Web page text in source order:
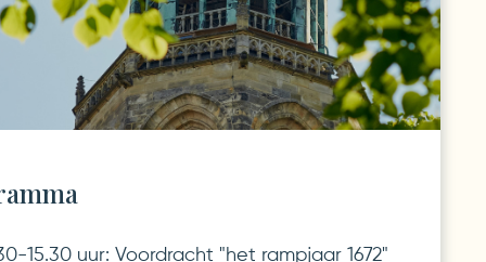
15.30 uur: Voordracht "het rampjaar 1672"